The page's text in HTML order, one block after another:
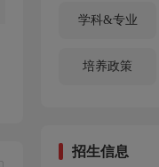
学科&专业
培养政策
招生信息